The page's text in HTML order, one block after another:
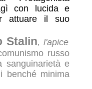
con lucida e
attuare il suo
Stalin, l'apice
russo
sanguinarietà e
benché minima